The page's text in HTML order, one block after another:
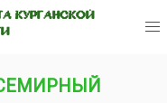
КУРГАНСКОЙ